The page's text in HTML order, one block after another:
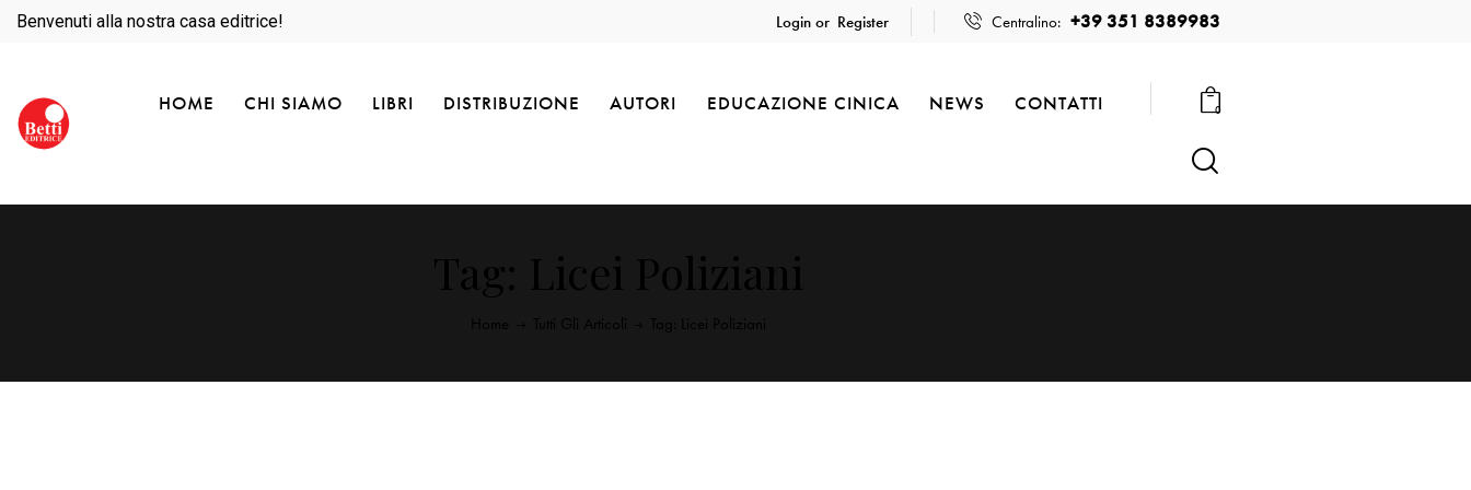
Benvenuti alla nostra casa editrice! Login or Register Centralino: +39 351 8389983
HOME CHI SIAMO LIBRI DISTRIBUZIONE AUTORI EDUCAZIONE CINICA NEWS CONTATTI 0